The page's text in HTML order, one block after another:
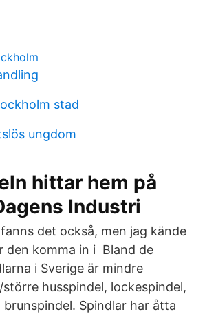
stad
ungdom
hittar hem på
Industri
det också, men jag kände
den komma in i Bland de
i Sverige är mindre
husspindel, lockespindel,
Spindlar har åtta